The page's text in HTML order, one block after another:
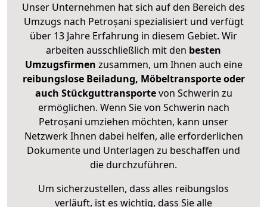
Unser Unternehmen hat sich auf den Bereich des
Umzugs nach Petroșani spezialisiert und verfügt
über 13 Jahre Erfahrung in diesem Gebiet. Wir
arbeiten ausschließlich mit den besten
Umzugsfirmen zusammen, um Ihnen auch eine
reibungslose Beiladung, Möbeltransporte oder
auch Stückguttransportevon Schwerin zu
ermöglichen. Wenn Sie von Schwerin nach
Petroșani umziehen möchten, kann unser
Netzwerk Ihnen dabei helfen, alle erforderlichen
Dokumente und Unterlagen zu beschaffen und
die durchzuführen.
Um sicherzustellen, dass alles reibungslos
verläuft, ist es wichtig, dass Sie alle